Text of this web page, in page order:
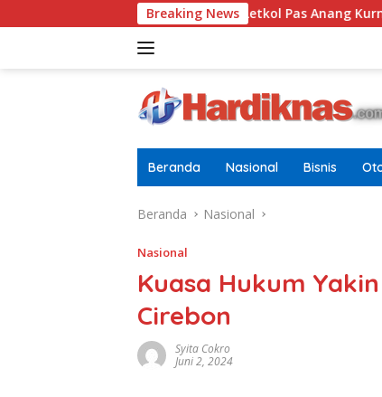
ke
Breaking News
Letkol Pas Anang Kurniawan
Beranda Nasional Bisnis
Beranda Nasional
Nasional
Kuasa Hukum
Cirebon
Syita Cokro
Juni 2, 2024